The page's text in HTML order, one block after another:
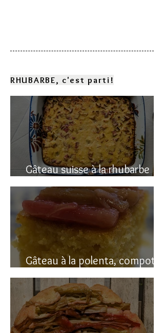
RHUBARBE, c'est parti!
Gâteau suisse à la rhubarbe
(avec polenta)
Gâteau à la polenta, compotée
de rhubarbe (sans gluten)